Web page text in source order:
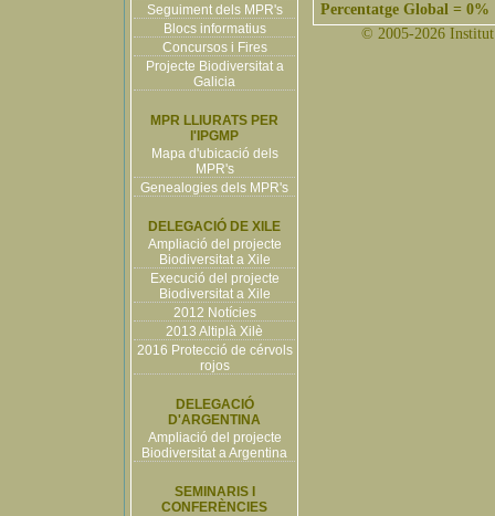
Seguiment dels MPR's
Blocs informatius
Concursos i Fires
Projecte Biodiversitat a
Galicia
MPR LLIURATS PER
l'IPGMP
Mapa d'ubicació dels
MPR's
Genealogies dels MPR's
DELEGACIÓ DE XILE
Ampliació del projecte
Biodiversitat a Xile
Execució del projecte
Biodiversitat a Xile
2012 Notícies
2013 Altiplà Xilè
2016 Protecció de cérvols
rojos
DELEGACIÓ
D'ARGENTINA
Ampliació del projecte
Biodiversitat a Argentina
SEMINARIS I
CONFERÈNCIES
Percentatge Global = 0%
© 2005-2026 Institut